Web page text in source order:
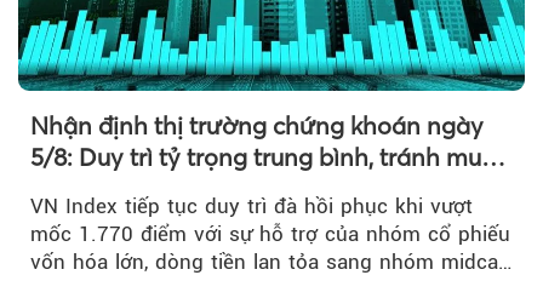
Nhận định thị trường chứng khoán ngày
5/8: Duy trì tỷ trọng trung bình, tránh mua
VN Index tiếp tục duy trì đà hồi phục khi vượt
mốc 1.770 điểm với sự hỗ trợ của nhóm cổ phiếu
vốn hóa lớn, dòng tiền lan tỏa sang nhóm midcap